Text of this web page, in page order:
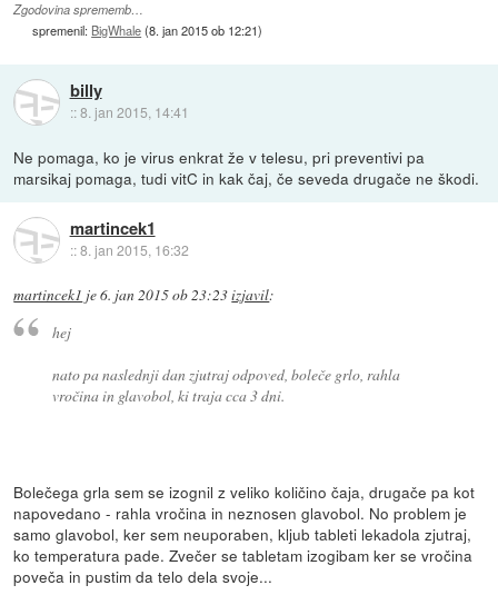
Zgodovina sprememb…
spremenil: BigWhale(8. jan 2015 ob 12:21)
billy
::8. jan 2015, 14:41
Ne pomaga, ko je virus enkrat že v telesu, pri preventivi pa
marsikaj pomaga, tudi vitC in kak čaj, če seveda drugače ne škodi.
martincek1
::8. jan 2015, 16:32
martincek1 je6. jan 2015 ob 23:23izjavil:
hej
nato pa naslednji dan zjutraj odpoved, boleče grlo, rahla
vročina in glavobol, ki traja cca 3 dni.
Bolečega grla sem se izognil z veliko količino čaja, drugače pa kot
napovedano - rahla vročina in neznosen glavobol. No problem je
samo glavobol, ker sem neuporaben, kljub tableti lekadola zjutraj,
ko temperatura pade. Zvečer se tabletam izogibam ker se vročina
poveča in pustim da telo dela svoje...